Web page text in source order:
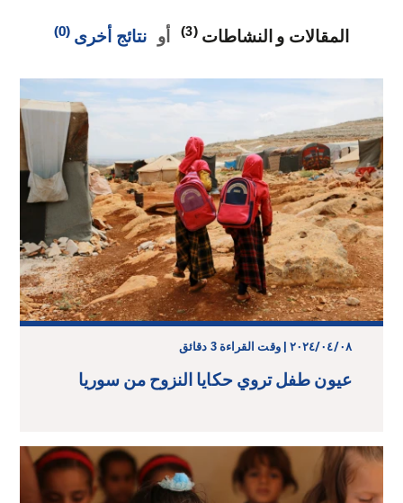
المقالات و النشاطات (3) أو نتائج أخرى (0)
٠٨‏/٠٤‏/٢٠٢٤ | وقت القراءة 3 دقائق
عيون طفل تروي حكايا النزوح من سوريا